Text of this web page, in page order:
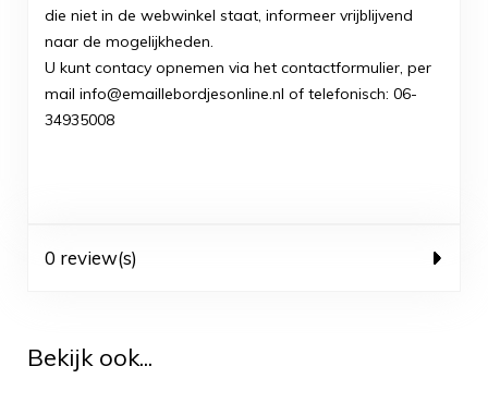
die niet in de webwinkel staat, informeer vrijblijvend
naar de mogelijkheden.
U kunt contacy opnemen via het contactformulier, per
mail info@emaillebordjesonline.nl of telefonisch: 06-
34935008
0 review(s)
Bekijk ook...